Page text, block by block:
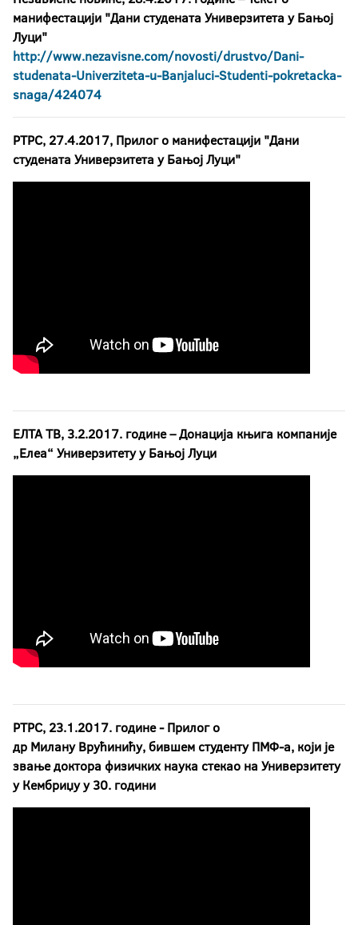
манифестацији "Дани студената Универзитета у Бањој
Луци"
http://www.nezavisne.com/novosti/drustvo/Dani-
studenata-Univerziteta-u-Banjaluci-Studenti-pokretacka-
snaga/424074
РТРС, 27.4.2017, Прилог о манифестацији "Дани
студената Универзитета у Бањој Луци"
ЕЛТА ТВ, 3.2.2017. године – Донација књига компаније
„Елеа“ Универзитету у Бањој Луци
РТРС, 23.1.2017. године -Прилог о
др Милану Врућинићу, бившем студенту ПМФ-а, који је
звање доктора физичких наука стекао на Универзитету
у Кембриџу у 30. години